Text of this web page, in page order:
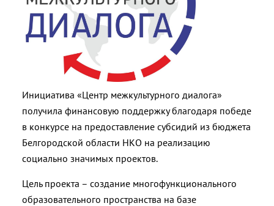
Инициатива «Центр межкультурного диалога»
получила финансовую поддержку благодаря победе
в конкурсе на предоставление субсидий из бюджета
Белгородской области НКО на реализацию
социально значимых проектов.
Цель проекта – создание многофункционального
образовательного пространства на базе